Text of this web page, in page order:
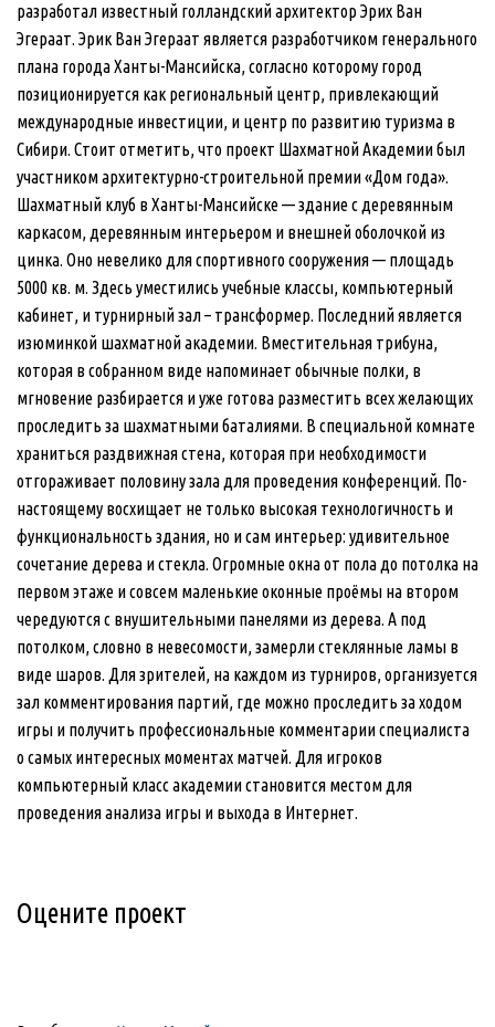
разработал известный голландский архитектор Эрих Ван
Эгераат. Эрик Ван Эгераат является разработчиком генерального
плана города Ханты-Мансийска, согласно которому город
позиционируется как региональный центр, привлекающий
международные инвестиции, и центр по развитию туризма в
Сибири. Стоит отметить, что проект Шахматной Академии был
участником архитектурно-строительной премии «Дом года».
Шахматный клуб в Ханты-Мансийске — здание с деревянным
каркасом, деревянным интерьером и внешней оболочкой из
цинка. Оно невелико для спортивного сооружения — площадь
5000 кв. м. Здесь уместились учебные классы, компьютерный
кабинет, и турнирный зал – трансформер. Последний является
изюминкой шахматной академии. Вместительная трибуна,
которая в собранном виде напоминает обычные полки, в
мгновение разбирается и уже готова разместить всех желающих
проследить за шахматными баталиями. В специальной комнате
храниться раздвижная стена, которая при необходимости
отгораживает половину зала для проведения конференций. По-
настоящему восхищает не только высокая технологичность и
функциональность здания, но и сам интерьер: удивительное
сочетание дерева и стекла. Огромные окна от пола до потолка на
первом этаже и совсем маленькие оконные проёмы на втором
чередуются с внушительными панелями из дерева. А под
потолком, словно в невесомости, замерли стеклянные ламы в
виде шаров. Для зрителей, на каждом из турниров, организуется
зал комментирования партий, где можно проследить за ходом
игры и получить профессиональные комментарии специалиста
о самых интересных моментах матчей. Для игроков
компьютерный класс академии становится местом для
проведения анализа игры и выхода в Интернет.
Оцените проект